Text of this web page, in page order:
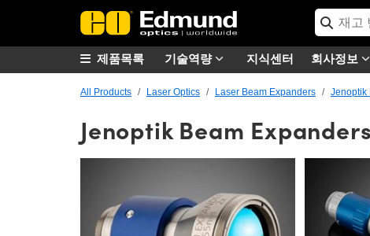
기술역량 지식센터 회사정보
제품목록
All Products Laser Optics Laser Beam Expanders Jenoptik
Jenoptik Beam Expanders